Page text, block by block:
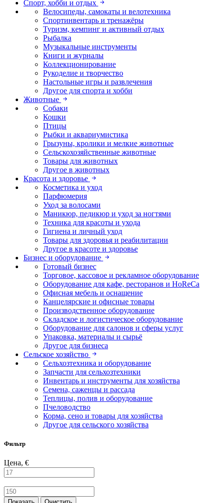
Спорт, хобби и отдых
Велосипеды, самокаты и велотехника
Спортинвентарь и тренажёры
Туризм, кемпинг и активный отдых
Рыбалка
Музыкальные инструменты
Книги и журналы
Коллекционирование
Рукоделие и творчество
Настольные игры и развлечения
Другое для спорта и хобби
Животные
Собаки
Кошки
Птицы
Рыбки и аквариумистика
Грызуны, кролики и мелкие животные
Сельскохозяйственные животные
Товары для животных
Другое в животных
Красота и здоровье
Косметика и уход
Парфюмерия
Уход за волосами
Маникюр, педикюр и уход за ногтями
Техника для красоты и ухода
Гигиена и личный уход
Товары для здоровья и реабилитации
Другое в красоте и здоровье
Бизнес и оборудование
Готовый бизнес
Торговое, кассовое и рекламное оборудование
Оборудование для кафе, ресторанов и HoReCa
Офисная мебель и оснащение
Канцелярские и офисные товары
Производственное оборудование
Складское и логистическое оборудование
Оборудование для салонов и сферы услуг
Упаковка, материалы и сырьё
Другое для бизнеса
Сельское хозяйство
Сельхозтехника и оборудование
Запчасти для сельхозтехники
Инвентарь и инструменты для хозяйства
Семена, саженцы и рассада
Теплицы, полив и оборудование
Пчеловодство
Корма, сено и товары для хозяйства
Другое для сельского хозяйства
Фильтр
Цена, €